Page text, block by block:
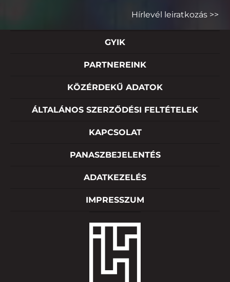
Hírlevél leiratkozás >>
GYIK
PARTNEREINK
KÖZÉRDEKŰ ADATOK
ÁLTALÁNOS SZERZŐDÉSI FELTÉTELEK
KAPCSOLAT
PANASZBEJELENTÉS
ADATKEZELÉS
IMPRESSZUM